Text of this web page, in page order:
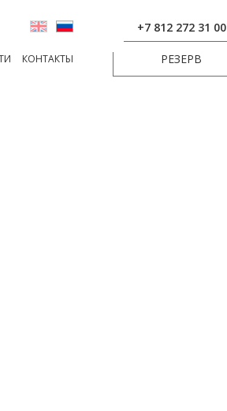
КОНТАКТЫ
+7 812 272 31 00
РЕЗЕРВ